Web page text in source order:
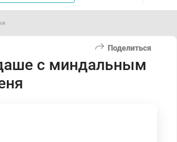
Поделиться
с миндальным